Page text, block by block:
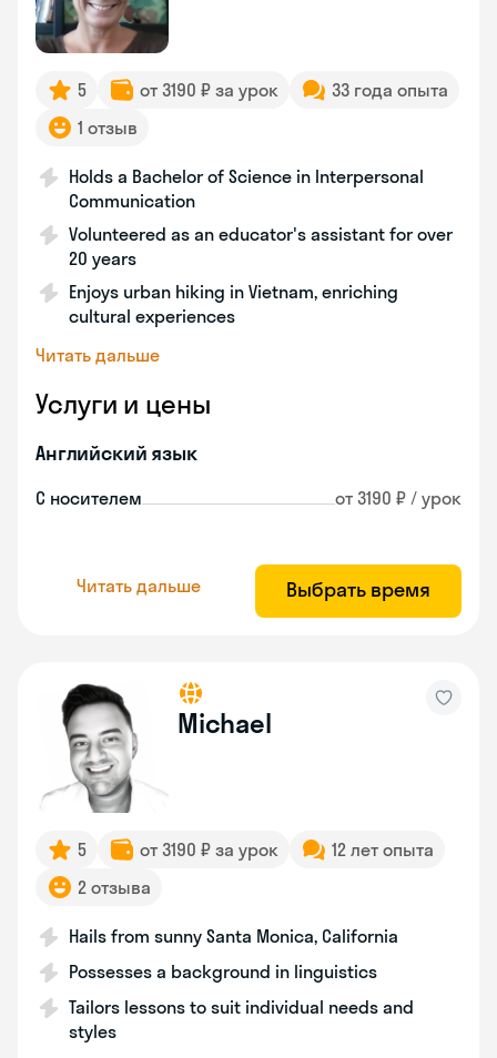
5 от 3190 ₽ за урок
33 года опыта
1 отзыв
Holds a Bachelor of Science in Interpersonal
Communication
Volunteered as an educator's assistant for over
20 years
Enjoys urban hiking in Vietnam, enriching
cultural experiences
Читать дальше
Услуги и цены
Английский язык
С носителем от 3190 ₽ / урок
Читать дальше Выбрать время
Michael
5 от 3190 ₽ за урок
12 лет опыта
2 отзыва
Hails from sunny Santa Monica, California
Possesses a background in linguistics
Tailors lessons to suit individual needs and
styles